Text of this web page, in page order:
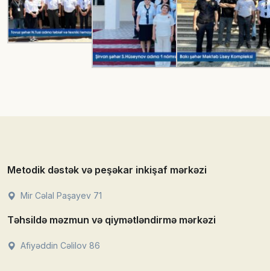
Metodik dəstək və peşəkar inkişaf mərkəzi
Mir Cəlal Paşayev 71
Təhsildə məzmun və qiymətləndirmə mərkəzi
Afiyəddin Cəlilov 86